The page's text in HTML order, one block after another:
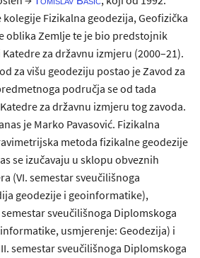
Fizikalna geodezija, Geofizička
oblika Zemlje te je bio predstojnik
za državnu izmjeru (2000–21).
za višu geodeziju postao je Zavod za
područja se od tada
za državnu izmjeru tog zavoda.
je Marko Pavasović. Fizikalna
metoda fizikalne geodezije
se izučavaju u sklopu obveznih
(VI. semestar sveučilišnoga
geodezije i geoinformatike),
sveučilišnoga Diplomskoga
usmjerenje: Geodezija) i
semestar sveučilišnoga Diplomskoga